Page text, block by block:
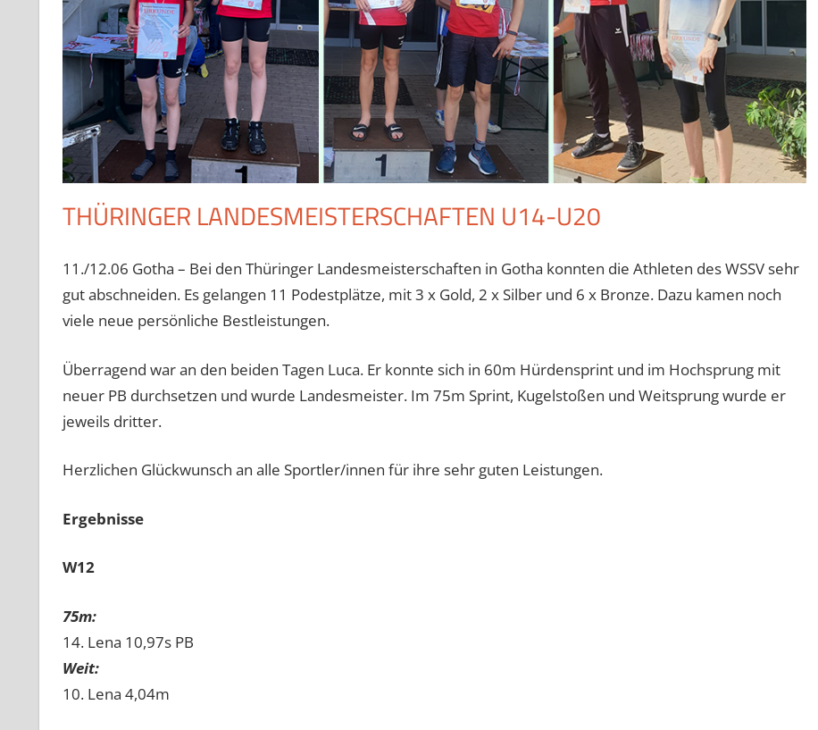
THÜRINGER LANDESMEISTERSCHAFTEN U14-U20
11./12.06 Gotha – Bei den Thüringer Landesmeisterschaften in Gotha konnten die Athleten des WSSV sehr
gut abschneiden. Es gelangen 11 Podestplätze, mit 3 x Gold, 2 x Silber und 6 x Bronze. Dazu kamen noch
viele neue persönliche Bestleistungen.
Überragend war an den beiden Tagen Luca. Er konnte sich in 60m Hürdensprint und im Hochsprung mit
neuer PB durchsetzen und wurde Landesmeister. Im 75m Sprint, Kugelstoßen und Weitsprung wurde er
jeweils dritter.
Herzlichen Glückwunsch an alle Sportler/innen für ihre sehr guten Leistungen.
Ergebnisse
W12
75m:
14. Lena 10,97s PB
Weit:
10. Lena 4,04m